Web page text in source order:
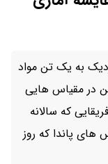
به یک تن مواد
در مقیاس هایی
که سالانه
های پاندا که روز